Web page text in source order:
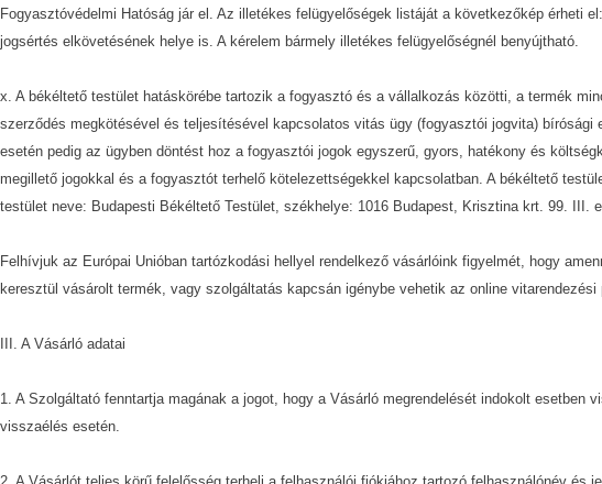
Fogyasztóvédelmi Hatóság jár el. Az illetékes felügyelőségek listáját a következőkép érheti el:
jogsértés elkövetésének helye is. A kérelem bármely illetékes felügyelőségnél benyújtható.
x. A békéltető testület hatáskörébe tartozik a fogyasztó és a vállalkozás közötti, a termék
szerződés megkötésével és teljesítésével kapcsolatos vitás ügy (fogyasztói jogvita)
esetén pedig az ügyben döntést hoz a fogyasztói jogok egyszerű, gyors, hatékony és
megillető jogokkal és a fogyasztót terhelő kötelezettségekkel kapcsolatban. A békéltető
testület neve: Budapesti Békéltető Testület, székhelye: 1016 Budapest, Krisztina krt. 99. III.
Felhívjuk az Európai Unióban tartózkodási hellyel rendelkező vásárlóink figyelmét, hogy
keresztül vásárolt termék, vagy szolgáltatás kapcsán igénybe vehetik az online
III. A Vásárló adatai
1. A Szolgáltató fenntartja magának a jogot, hogy a Vásárló megrendelését indokolt
visszaélés esetén.